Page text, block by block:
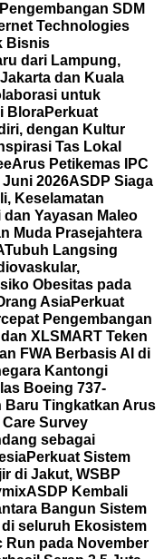
SDM
Technologies
Bisnis
dari Lampung,
dan Kuala
untuk
BloraPerkuat
dengan Kultur
Tas Lokal
Arus Petikemas IPC
2026ASDP Siaga
Keselamatan
Yayasan Maleo
Muda Prasejahtera
Tubuh Langsing
Obesitas pada
AsiaPerkuat
Pengembangan
XLSMART Teken
FWA Berbasis AI di
Kantongi
Boeing 737-
Baru Tingkatkan Arus
Care Survey
sebagai
Perkuat Sistem
di Jakut, WSBP
ASDP Kembali
Bangun Sistem
seluruh Ekosistem
Run pada November